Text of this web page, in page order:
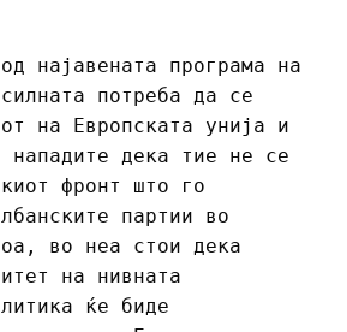
најавената програма на
потреба да се
на Европската унија и
нападите дека тие не се
фронт што го
партии во
во неа стои дека
на нивната
ќе биде